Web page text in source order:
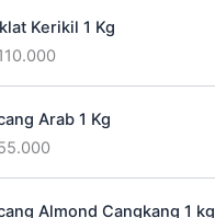
Kerikil 1 Kg
Arab 1 Kg
Almond Cangkang 1 kg